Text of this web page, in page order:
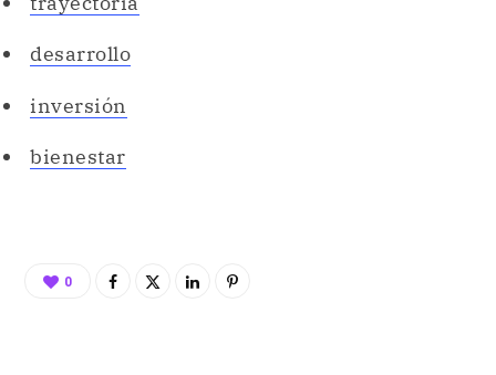
desarrollo
inversión
bienestar
0